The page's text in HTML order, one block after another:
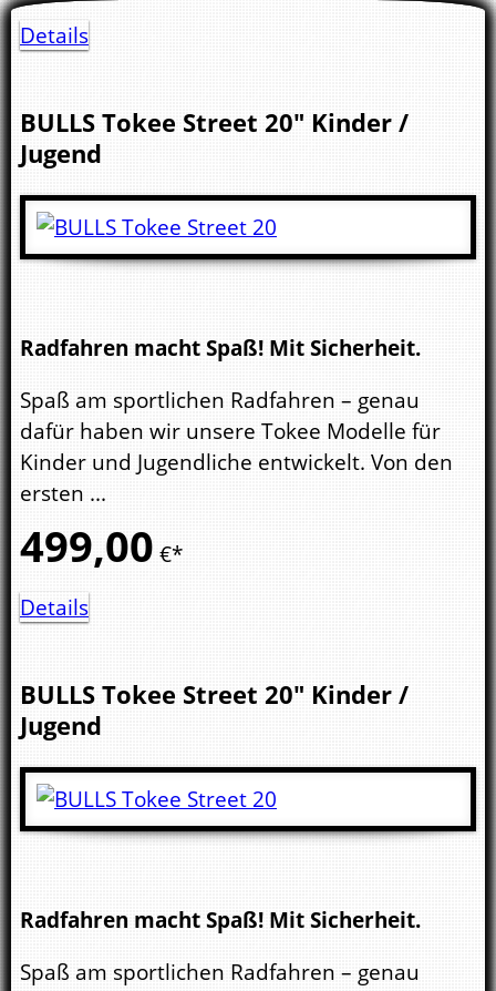
Details
BULLSTokee Street 20" Kinder /
Jugend
Radfahren macht Spaß! Mit Sicherheit.
Spaß am sportlichen Radfahren – genau
dafür haben wir unsere Tokee Modelle für
Kinder und Jugendliche entwickelt. Von den
ersten ...
499,00 €*
Details
BULLSTokee Street 20" Kinder /
Jugend
Radfahren macht Spaß! Mit Sicherheit.
Spaß am sportlichen Radfahren – genau